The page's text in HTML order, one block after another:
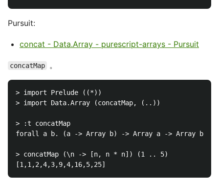
Pursuit:
concat - Data.Array - purescript-arrays - Pursuit
concatMap 。
> import Prelude ((*))
> import Data.Array (concatMap, (..))
> :t concatMap
forall a b. (a -> Array b) -> Array a -> Array b
> concatMap (\n -> [n, n * n]) (1 .. 5)